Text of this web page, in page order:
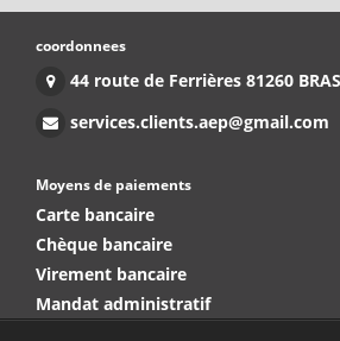
coordonnees
44 route de Ferrières 81260
services.clients.aep@gmail.com
Moyens de paiements
Carte bancaire
Chèque bancaire
Virement bancaire
Mandat administratif